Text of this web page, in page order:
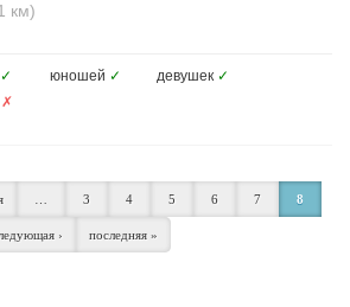
км)
✓ юношей ✓ девушек ✓
✗
3 4 5 6 7 8
› последняя »